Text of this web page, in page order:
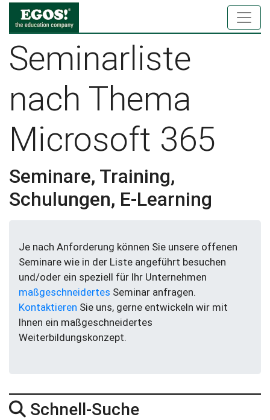
Seminarliste
nach Thema
Microsoft 365
Seminare, Training,
Schulungen, E-Learning
Je nach Anforderung können Sie unsere offenen
Seminare wie in der Liste angeführt besuchen
und/oder ein speziell für Ihr Unternehmen
maßgeschneidertes Seminar anfragen.
Kontaktieren Sie uns, gerne entwickeln wir mit
Ihnen ein maßgeschneidertes
Weiterbildungskonzept.
Schnell-Suche